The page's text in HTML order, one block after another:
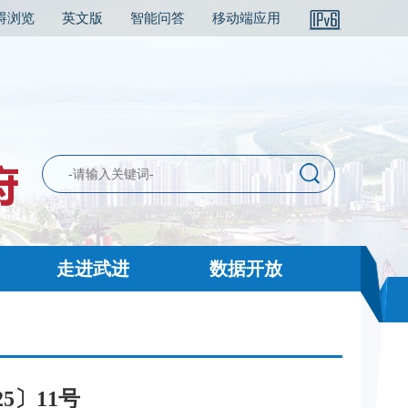
浏览 英文版 智能问答 移动端应用
走进武进 数据开放
〕11号